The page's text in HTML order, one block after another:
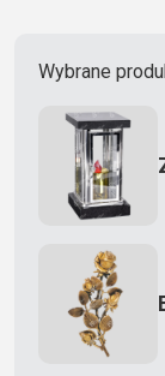
Wybrane